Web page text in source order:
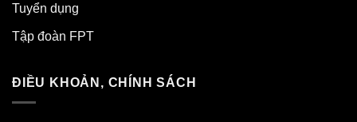
Tuyển dụng
Tập đoàn FPT
ĐIỀU KHOẢN, CHÍNH SÁCH